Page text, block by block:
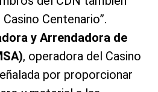
Centenario”.
y Arrendadora de
, operadora del Casino
por proporcionar